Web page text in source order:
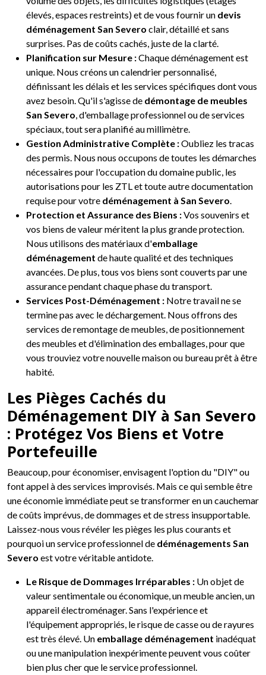
élevés, espaces restreints) et de vous fournir un devis
déménagement San Severo clair, détaillé et sans
surprises. Pas de coûts cachés, juste de la clarté.
Planification sur Mesure :Chaque déménagement est
unique. Nous créons un calendrier personnalisé,
définissant les délais et les services spécifiques dont vous
avez besoin. Qu'il s'agisse de démontage de meubles
San Severo, d'emballage professionnel ou de services
spéciaux, tout sera planifié au millimètre.
Gestion Administrative Complète :Oubliez les tracas
des permis. Nous nous occupons de toutes les démarches
nécessaires pour l'occupation du domaine public, les
autorisations pour les ZTL et toute autre documentation
requise pour votre déménagement à San Severo.
Protection et Assurance des Biens :Vos souvenirs et
vos biens de valeur méritent la plus grande protection.
Nous utilisons des matériaux d'emballage
déménagement de haute qualité et des techniques
avancées. De plus, tous vos biens sont couverts par une
assurance pendant chaque phase du transport.
Services Post-Déménagement : Notre travail ne se
termine pas avec le déchargement. Nous offrons des
services de remontage de meubles, de positionnement
des meubles et d'élimination des emballages, pour que
vous trouviez votre nouvelle maison ou bureau prêt à être
habité.
Les Pièges Cachés du
Déménagement DIY à San Severo
: Protégez Vos Biens et Votre
Portefeuille
Beaucoup, pour économiser, envisagent l'option du "DIY" ou
font appel à des services improvisés. Mais ce qui semble être
une économie immédiate peut se transformer en un cauchemar
de coûts imprévus, de dommages et de stress insupportable.
Laissez-nous vous révéler les pièges les plus courants et
pourquoi un service professionnel de déménagements San
Severo est votre véritable antidote.
Le Risque de Dommages Irréparables : Un objet de
valeur sentimentale ou économique, un meuble ancien, un
appareil électroménager. Sans l'expérience et
l'équipement appropriés, le risque de casse ou de rayures
est très élevé. Un emballage déménagement inadéquat
ou une manipulation inexpérimente peuvent vous coûter
bien plus cher que le service professionnel.